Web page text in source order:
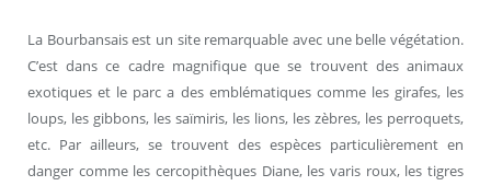
La Bourbansais est un site remarquable avec une belle végétation.
C’est dans ce cadre magnifique que se trouvent des animaux
exotiques et le parc a des emblématiques comme les girafes, les
loups, les gibbons, les saïmiris, les lions, les zèbres, les perroquets,
etc. Par ailleurs, se trouvent des espèces particulièrement en
danger comme les cercopithèques Diane, les varis roux, les tigres